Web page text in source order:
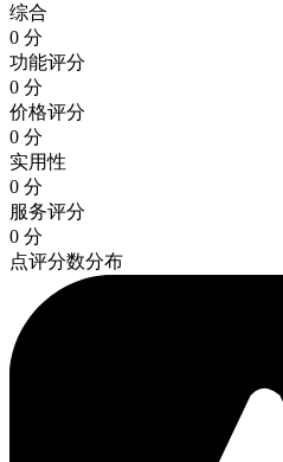
综合
0 分
功能评分
0 分
价格评分
0 分
实用性
0 分
服务评分
0 分
点评分数分布